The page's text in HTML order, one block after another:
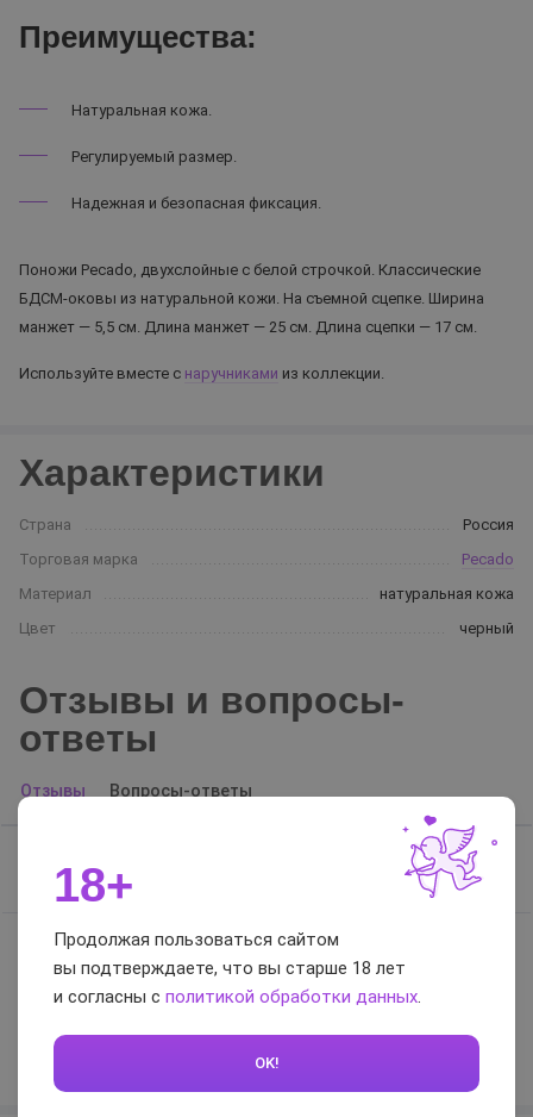
Преимущества:
Натуральная кожа.
Регулируемый размер.
Надежная и безопасная фиксация.
Поножи Pecado, двухслойные с белой строчкой. Классические
БДСМ-оковы из натуральной кожи. На съемной сцепке. Ширина
манжет — 5,5 см. Длина манжет — 25 см. Длина сцепки — 17 см.
Используйте вместе с наручниками из коллекции.
Характеристики
Страна
Россия
Торговая марка
Pecado
Материал
натуральная кожа
Цвет
черный
Отзывы и вопросы-
ответы
Отзывы Вопросы-ответы
Отзывов нет, будьте первым
0 / 5
18+
Продолжая пользоваться сайтом
вы подтверждаете, что вы старше 18 лет
и согласны с политикой обработки данных
OK!